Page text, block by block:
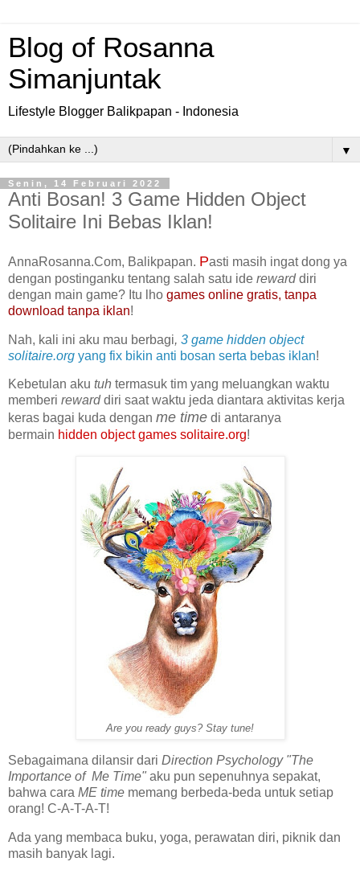
Blog of Rosanna
Simanjuntak
Lifestyle Blogger Balikpapan - Indonesia
▼
Senin, 14 Februari 2022
Anti Bosan! 3 Game Hidden Object
Solitaire Ini Bebas Iklan!
AnnaRosanna.Com, Balikpapan. Pasti masih ingat dong ya
dengan postinganku tentang salah satu ide rewarddiri
dengan main game? Itu lho games online gratis, tanpa
download tanpa iklan!
Nah, kali ini aku mau berbagi, 3 game hidden object
solitaire.org yang fix bikin anti bosan serta bebas iklan!
Kebetulan aku tuh termasuk tim yang meluangkan waktu
memberi rewarddiri saat waktu jeda diantara aktivitas kerja
keras bagai kuda dengan me time di antaranya
bermain hidden object games solitaire.org!
Are you ready guys? Stay tune!
Sebagaimana dilansir dari Direction Psychology "The
Importance of Me Time" aku pun sepenuhnya sepakat,
bahwa cara ME time memang berbeda-beda untuk setiap
orang! C-A-T-A-T!
Ada yang membaca buku, yoga, perawatan diri, piknik dan
masih banyak lagi.